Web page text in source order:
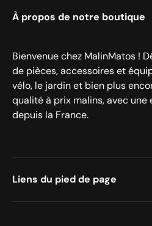
À propos de notre boutique
Bienvenue chez MalinMatos !
de pièces, accessoires et
vélo, le jardin et bien plus
qualité à prix malins, avec
depuis la France.
Liens du pied de page